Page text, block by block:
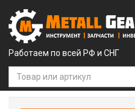
Работаем по всей РФ и СНГ